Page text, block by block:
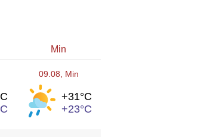
Min
C
C
09.08 , Min
+31°C
+23°C